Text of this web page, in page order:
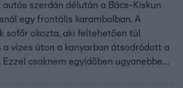
szerdán délután a Bács-Kiskun
egy frontális karambolban. A
sofőr okozta, aki feltehetően túl
a vizes úton a kanyarban átsodródott a
Ezzel csaknem egyidőben ugyanebben